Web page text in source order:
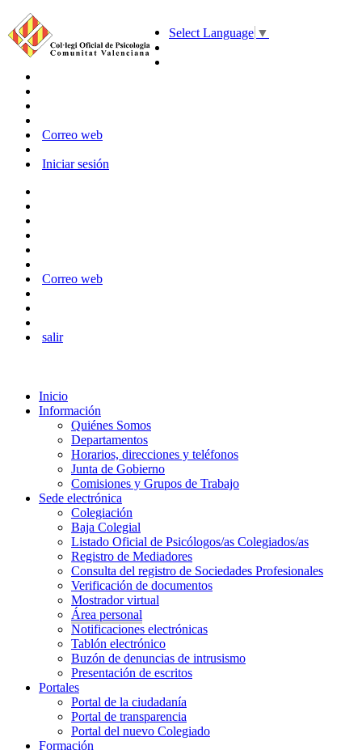
Select Language ▼
Correo web
Iniciar sesión
Correo web
salir
Inicio
Información
Quiénes Somos
Departamentos
Horarios, direcciones y teléfonos
Junta de Gobierno
Comisiones y Grupos de Trabajo
Sede electrónica
Colegiación
Baja Colegial
Listado Oficial de Psicólogos/as Colegiados/as
Registro de Mediadores
Consulta del registro de Sociedades Profesionales
Verificación de documentos
Mostrador virtual
Área personal
Notificaciones electrónicas
Tablón electrónico
Buzón de denuncias de intrusismo
Presentación de escritos
Portales
Portal de la ciudadanía
Portal de transparencia
Portal del nuevo Colegiado
Formación